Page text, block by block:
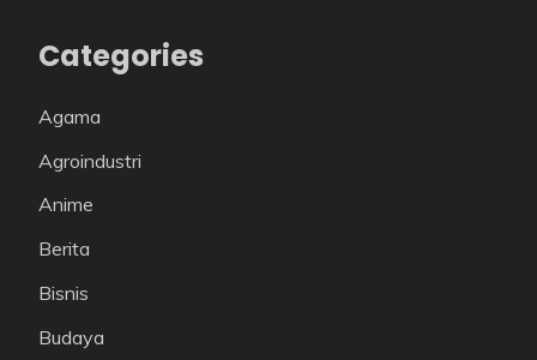
Categories
Agama
Agroindustri
Anime
Berita
Bisnis
Budaya